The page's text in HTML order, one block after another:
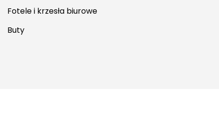
Fotele i krzesła biurowe
Buty